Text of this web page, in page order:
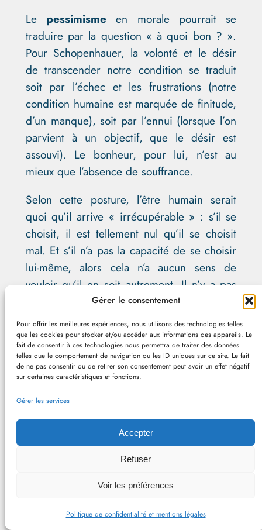
Gérer le consentement
Pour offrir les meilleures expériences, nous utilisons des technologies telles
que les cookies pour stocker et/ou accéder aux informations des appareils. Le
fait de consentir à ces technologies nous permettra de traiter des données
telles que le comportement de navigation ou les ID uniques sur ce site. Le fait
de ne pas consentir ou de retirer son consentement peut avoir un effet négatif
sur certaines caractéristiques et fonctions.
Gérer les services
Accepter
Refuser
Voir les préférences
Politique de confidentialité et mentions légales
Le pessimisme en morale pourrait se
traduire par la question « à quoi bon ? ».
Pour Schopenhauer, la volonté et le désir
de transcender notre condition se traduit
soit par l’échec et les frustrations (notre
condition humaine est marquée de finitude,
d’un manque), soit par l’ennui (lorsque l’on
parvient à un objectif, que le désir est
assouvi). Le bonheur, pour lui, n’est au
mieux que l’absence de souffrance.
Selon cette posture, l’être humain serait
quoi qu’il arrive « irrécupérable » : s’il se
choisit, il est tellement nul qu’il se choisit
mal. Et s’il n’a pas la capacité de se choisir
lui-même, alors cela n’a aucun sens de
vouloir qu’il en soit autrement. Il n’y a pas
de l’humanité.
Cette question est liée à latension entre
existentialisme et essentialisme(cf.
Doctrines et courants en philosophie
morale) : y a-t-il des individus
fondamentalement « mauvais », ou
« monstres » ? Si oui, où est la frontière
entre l’humain et le monstre ? Que faire
avec ceux-ci ? Et dans le cas contraire,
comment agir ? Quels sont les impacts de